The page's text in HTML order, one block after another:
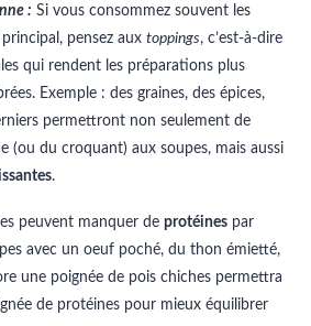
: Si vous consommez souvent les
pensez aux toppings, c’est-à-dire
qui rendent les préparations plus
Exemple : des graines, des épices,
permettront non seulement de
(ou du croquant) aux soupes, mais aussi
.
peuvent manquer de protéines par
avec un oeuf poché, du thon émietté,
une poignée de pois chiches permettra
de protéines pour mieux équilibrer